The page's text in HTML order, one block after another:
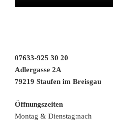
07633-925 30 20
Adlergasse 2A
79219 Staufen im Breisgau
Öffnungszeiten
Montag & Dienstag:nach